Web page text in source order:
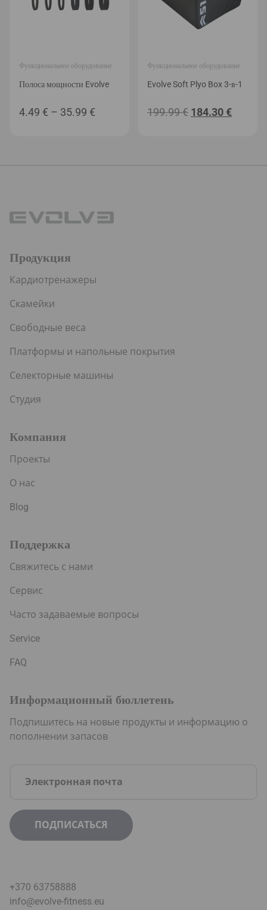
Функциональное оборудование
Полоса мощности Evolve
4.49 € – 35.99 €
Функциональное оборудование
Evolve Soft Plyo Box 3-в-1
199.99€ 184.30 €
Продукция
Кардиотренажеры
Скамейки
Свободные веса
Платформы и напольные покрытия
Селекторные машины
Студия
Компания
Проекты
О нас
Blog
Поддержка
Свяжитесь с нами
Сервис
Часто задаваемые вопросы
Service
FAQ
Информационный бюллетень
Подпишитесь на новые продукты и информацию о
пополнении запасов
+370 63758888
info@evolve-fitness.eu